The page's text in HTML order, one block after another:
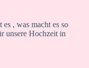
, was macht es so
unsere Hochzeit in